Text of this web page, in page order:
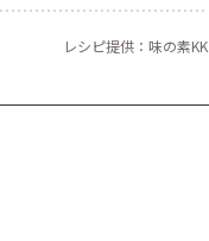
レシピ提供：味の素KK